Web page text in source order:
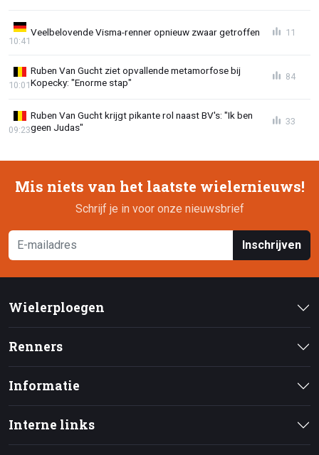
Veelbelovende Visma-renner opnieuw zwaar getroffen
10:41
11
Ruben Van Gucht ziet opvallende metamorfose bij
Kopecky: "Enorme stap"
10:01
84
Ruben Van Gucht krijgt pikante rol naast BV's: "Ik ben
geen Judas"
09:23
33
Mis niets van het laatste wielernieuws!
Schrijf je in voor onze nieuwsbrief
Inschrijven
Wielerploegen
Renners
Informatie
Interne links